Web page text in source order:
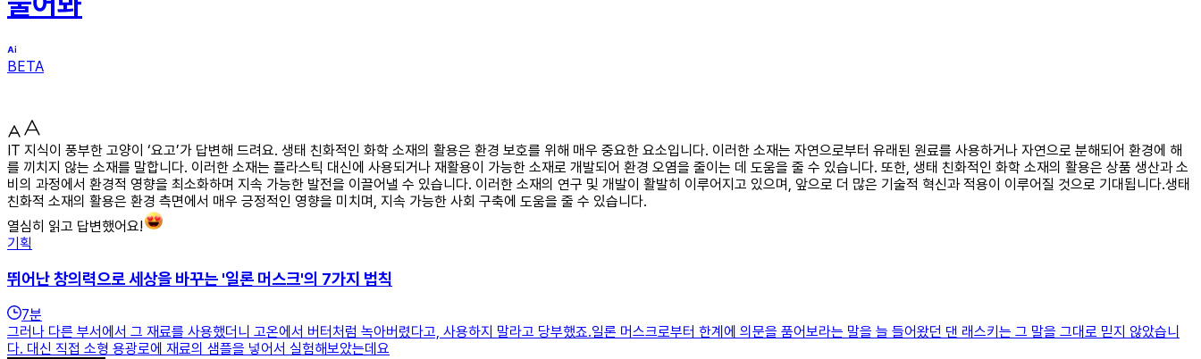
BETA
IT 지식이 풍부한 고양이 ‘요고’가 답변해 드려요. 생태 친화적인 화학 소재의 활용은 환경 보호를 위해 매우 중요한 요소입니다. 이러한 소재는 자연으로부터 유래된 원료를 사용하거나 자연으로 분해되어 환경에 해
를 끼치지 않는 소재를 말합니다. 이러한 소재는 플라스틱 대신에 사용되거나 재활용이 가능한 소재로 개발되어 환경 오염을 줄이는 데 도움을 줄 수 있습니다. 또한, 생태 친화적인 화학 소재의 활용은 상품 생산과 소
비의 과정에서 환경적 영향을 최소화하며 지속 가능한 발전을 이끌어낼 수 있습니다. 이러한 소재의 연구 및 개발이 활발히 이루어지고 있으며, 앞으로 더 많은 기술적 혁신과 적용이 이루어질 것으로 기대됩니다.생태
친화적 소재의 활용은 환경 측면에서 매우 긍정적인 영향을 미치며, 지속 가능한 사회 구축에 도움을 줄 수 있습니다.
열심히 읽고 답변했어요!
기획
뛰어난 창의력으로 세상을 바꾸는 '일론 머스크'의 7가지 법칙
7분
그러나 다른 부서에서 그 재료를 사용했더니 고온에서 버터처럼 녹아버렸다고, 사용하지 말라고 당부했죠.일론 머스크로부터 한계에 의문을 품어보라는 말을 늘 들어왔던 댄 래스키는 그 말을 그대로 믿지 않았습니
다. 대신 직접 소형 용광로에 재료의 샘플을 넣어서 실험해보았는데요